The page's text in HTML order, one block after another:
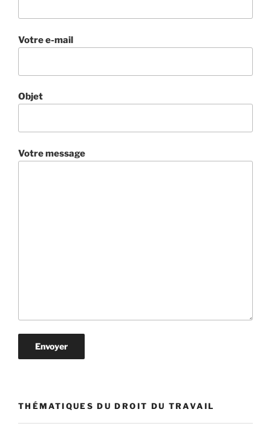
Votre e-mail
Objet
Votre message
THÉMATIQUES DU DROIT DU TRAVAIL